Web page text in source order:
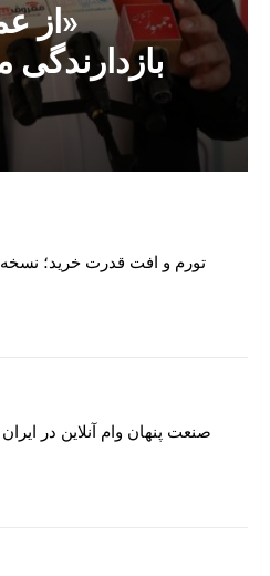
«از
بازدارندگی
تورم و افت قدرت خرید؛ نسخه
صنعت پنهان وام آنلاین در